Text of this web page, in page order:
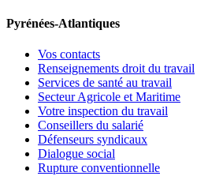
Pyrénées-Atlantiques
Vos contacts
Renseignements droit du travail
Services de santé au travail
Secteur Agricole et Maritime
Votre inspection du travail
Conseillers du salarié
Défenseurs syndicaux
Dialogue social
Rupture conventionnelle